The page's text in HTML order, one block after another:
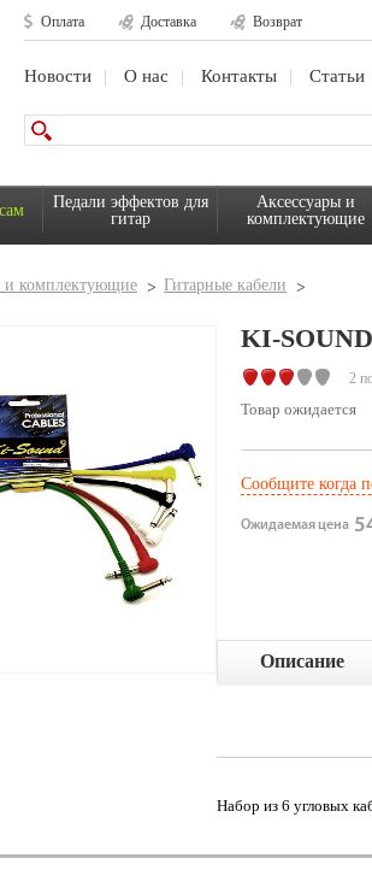
Оплата Доставка Возврат
Новости О нас Контакты Статьи
Педали эффектов для
гитар
Аксессуары и
комплектующие
и комплектующие Гитарные кабели
KI-
2
Товар ожидается
Сообщите когда
Ожидаемая цена
Описание
Набор из 6 угловых